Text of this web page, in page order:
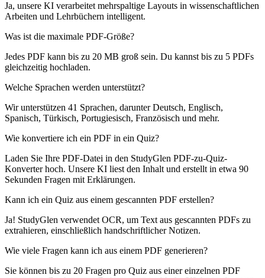
Ja, unsere KI verarbeitet mehrspaltige Layouts in wissenschaftlichen
Arbeiten und Lehrbüchern intelligent.
Was ist die maximale PDF-Größe?
Jedes PDF kann bis zu 20 MB groß sein. Du kannst bis zu 5 PDFs
gleichzeitig hochladen.
Welche Sprachen werden unterstützt?
Wir unterstützen 41 Sprachen, darunter Deutsch, Englisch,
Spanisch, Türkisch, Portugiesisch, Französisch und mehr.
Wie konvertiere ich ein PDF in ein Quiz?
Laden Sie Ihre PDF-Datei in den StudyGlen PDF-zu-Quiz-
Konverter hoch. Unsere KI liest den Inhalt und erstellt in etwa 90
Sekunden Fragen mit Erklärungen.
Kann ich ein Quiz aus einem gescannten PDF erstellen?
Ja! StudyGlen verwendet OCR, um Text aus gescannten PDFs zu
extrahieren, einschließlich handschriftlicher Notizen.
Wie viele Fragen kann ich aus einem PDF generieren?
Sie können bis zu 20 Fragen pro Quiz aus einer einzelnen PDF